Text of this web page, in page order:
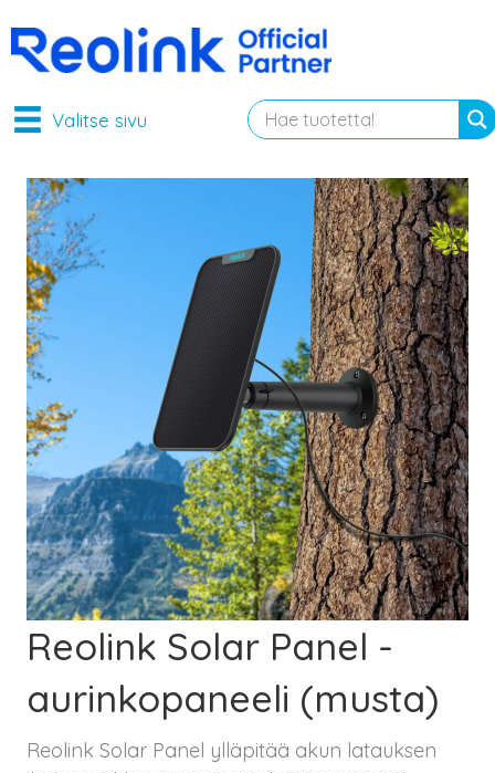
Valitse sivu
Reolink Solar Panel -
aurinkopaneeli (musta)
Reolink Solar Panel ylläpitää akun latauksen